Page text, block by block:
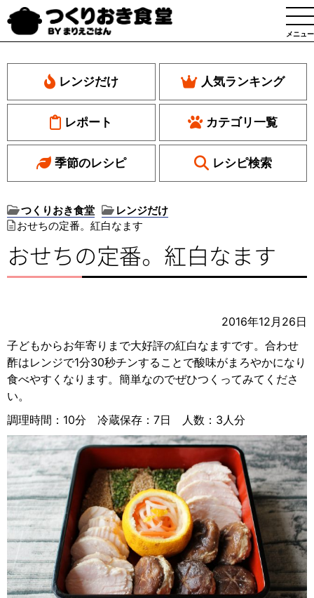
メニュー
レンジだけ 人気ランキング
レポート カテゴリ一覧
季節のレシピ レシピ検索
つくりおき食堂
レンジだけ
おせちの定番。紅白なます
おせちの定番。紅白なます
2016年12月26日
子どもからお年寄りまで大好評の紅白なますです。合わせ
酢はレンジで1分30秒チンすることで酸味がまろやかになり
食べやすくなります。簡単なのでぜひつくってみてくださ
い。
調理時間：10分 冷蔵保存：7日 人数：3人分